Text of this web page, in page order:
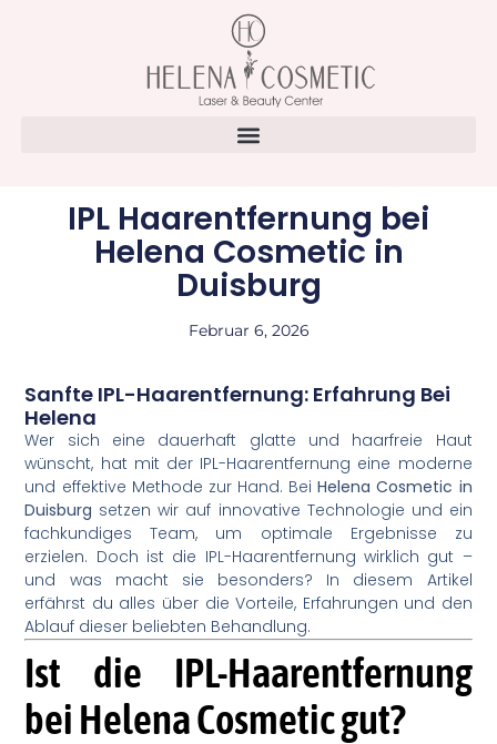
IPL Haarentfernung bei
Helena Cosmetic in
Duisburg
Februar 6, 2026
Sanfte IPL-Haarentfernung: Erfahrung Bei
Helena
Wer sich eine dauerhaft glatte und haarfreie Haut
wünscht, hat mit der IPL-Haarentfernung eine moderne
und effektive Methode zur Hand. BeiHelena Cosmetic in
Duisburg setzen wir auf innovative Technologie und ein
fachkundiges Team, um optimale Ergebnisse zu
erzielen. Doch ist die IPL-Haarentfernung wirklich gut –
und was macht sie besonders? In diesem Artikel
erfährst du alles über die Vorteile, Erfahrungen und den
Ablauf dieser beliebten Behandlung.
Ist die IPL-Haarentfernung
bei Helena Cosmetic gut?